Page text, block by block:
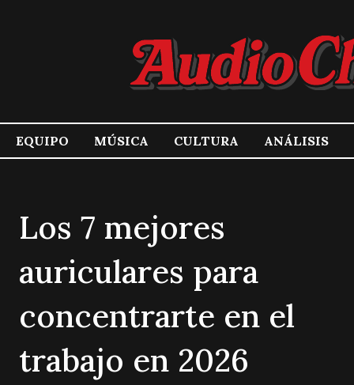
EQUIPO MÚSICA CULTURA ANÁLISIS
Los 7 mejores
auriculares para
concentrarte en el
trabajo en 2026